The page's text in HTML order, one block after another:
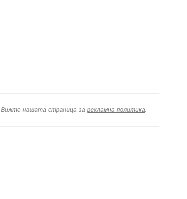
Вижте нашата страница за рекламна политика.